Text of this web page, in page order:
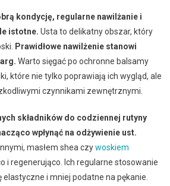
kondycję, regularne nawilżanie i
istotne. Usta to delikatny obszar, który
Prawidłowe nawilżenie stanowi
Warto sięgać po ochronne balsamy
które nie tylko poprawiają ich wygląd, ale
czynnikami zewnętrznymi.
składników do codziennej rutyny
wpłynąć na odżywienie ust.
masłem shea czywoskiem
i regenerująco. Ich regularne stosowanie
i mniej podatne na pękanie.